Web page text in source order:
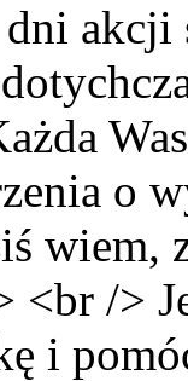
dni
o
wiem,
<br />
i